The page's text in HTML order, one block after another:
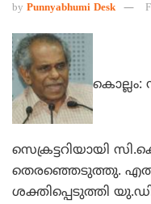
by Punnyabhumi Desk
സെക്രട്ടറിയായി
തെരഞ്ഞെടുത്തു.
ശക്തിപ്പെടുത്തി